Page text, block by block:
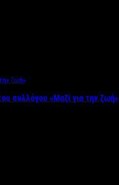
συλλόγου «Μαζί για την ζωή»